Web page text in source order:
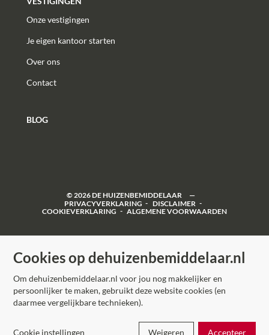
Onze vestigingen
Je eigen kantoor starten
Over ons
Contact
BLOG
© 2026DE HUIZENBEMIDDELAAR
PRIVACYVERKLARING
DISCLAIMER
COOKIEVERKLARING
ALGEMENE VOORWAARDEN
Cookies op dehuizenbemiddelaar.nl
Om dehuizenbemiddelaar.nl voor jou nog makkelijker en
persoonlijker te maken, gebruikt deze website cookies (en
daarmee vergelijkbare technieken).
Accepteer
Weigeren
Cookie instellingen